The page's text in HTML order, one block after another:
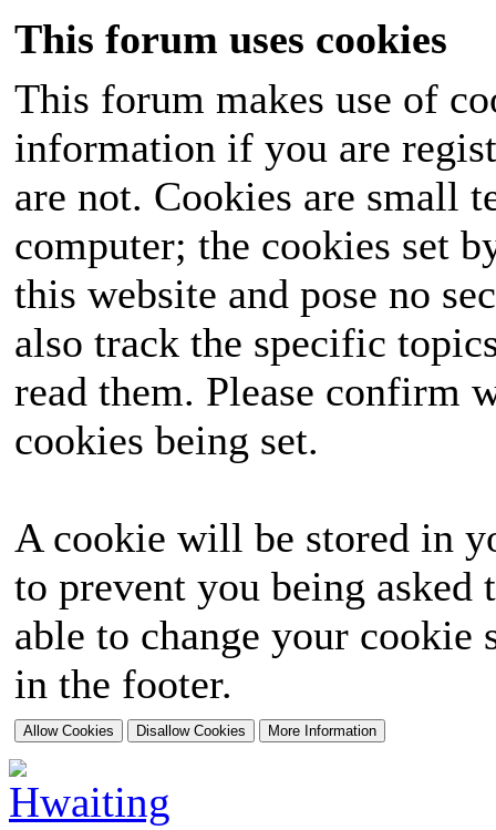
This forum uses cookies
This forum makes use of
information if you are
are not. Cookies are small
computer; the cookies set
this website and pose no
also track the specific
read them. Please confirm
cookies being set.
A cookie will be stored in
to prevent you being
able to change your
in the footer.